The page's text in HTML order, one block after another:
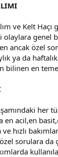
ve Kelt
genel
ancak özel
ya da
bilinen en temel
her
acil,en
hızlı
sorulara da